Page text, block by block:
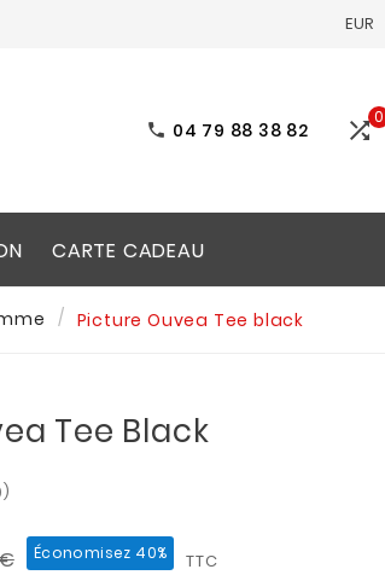
EUR
 04 79 88 38 82 0
CARTE CADEAU
Picture Ouvea Tee black
Tee Black
Économisez 40% TTC